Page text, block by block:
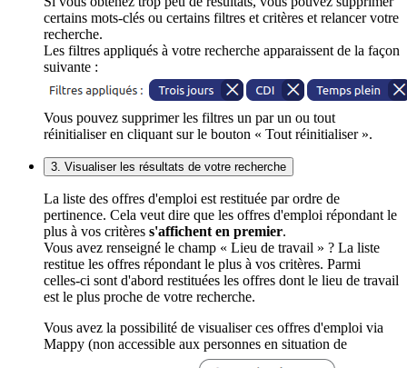
certains mots-clés ou certains filtres et critères et relancer votre
recherche.
Les filtres appliqués à votre recherche apparaissent de la façon
suivante :
Vous pouvez supprimer les filtres un par un ou tout
réinitialiser en cliquant sur le bouton « Tout réinitialiser ».
3. Visualiser les résultats de votre recherche
La liste des offres d'emploi est restituée par ordre de
pertinence. Cela veut dire que les offres d'emploi répondant le
plus à vos critères s'affichent en premier.
Vous avez renseigné le champ « Lieu de travail » ? La liste
restitue les offres répondant le plus à vos critères. Parmi
celles-ci sont d'abord restituées les offres dont le lieu de travail
est le plus proche de votre recherche.
Vous avez la possibilité de visualiser ces offres d'emploi via
Mappy (non accessible aux personnes en situation de